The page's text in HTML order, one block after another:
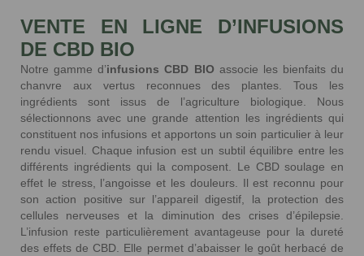
VENTE EN LIGNE D’INFUSIONS
DE CBD BIO
Notre gamme d’infusions CBD BIO associe les bienfaits du
chanvre aux vertus reconnues des plantes. Tous les
ingrédients sont issus de l’agriculture biologique. Nous
sélectionnons avec une grande attention les ingrédients qui
constituent nos infusions et apportons un soin particulier à leur
rendu visuel. Chaque infusion est un subtil équilibre entre les
différents ingrédients qui la composent. Le CBD soulage en
effet le stress, l’angoisse et les douleurs. Il est reconnu pour
son action positive sur l’appareil digestif, la protection des
cellules nerveuses et la diminution des crises d’épilepsie.
L’infusion reste particulièrement avantageuse pour la dureté
des effets de CBD. Elle permet d’abaisser le goût herbacé de